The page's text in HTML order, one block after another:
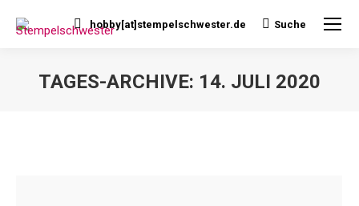
hobby[at]stempelschwester.de Search:
Suche
TAGES-ARCHIVE: 14. JULI 2020